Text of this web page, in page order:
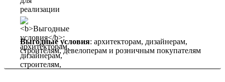
Выгодные условия: архитекторам, дизайнерам,
строителям, девелоперам и розничным покупателям